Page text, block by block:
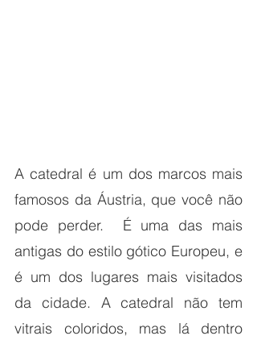
A catedral é um dos marcos mais
famosos da Áustria, que você não
pode perder.  É uma das mais
antigas do estilo gótico Europeu, e
é um dos lugares mais visitados
da cidade. A catedral não tem
vitrais coloridos, mas lá dentro